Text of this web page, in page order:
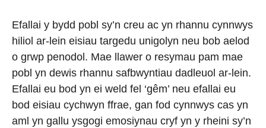
Efallai y bydd pobl sy’n creu ac yn rhannu cynnwys
hiliol ar-lein eisiau targedu unigolyn neu bob aelod
o grwp penodol. Mae llawer o resymau pam mae
pobl yn dewis rhannu safbwyntiau dadleuol ar-lein.
Efallai eu bod yn ei weld fel ‘gêm’ neu efallai eu
bod eisiau cychwyn ffrae, gan fod cynnwys cas yn
aml yn gallu ysgogi emosiynau cryf yn y rheini sy’n